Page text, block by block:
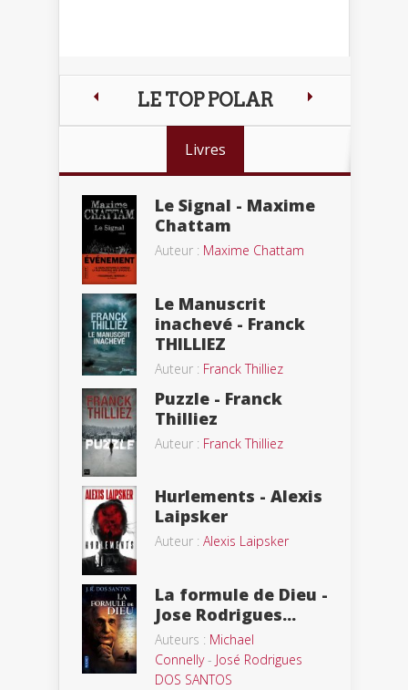
LE TOP POLAR
Livres
Le Signal - Maxime
Chattam
Auteur : Maxime Chattam
Le Manuscrit
inachevé - Franck
THILLIEZ
Auteur : Franck Thilliez
Puzzle - Franck
Thilliez
Auteur : Franck Thilliez
Hurlements - Alexis
Laipsker
Auteur : Alexis Laipsker
La formule de Dieu -
Jose Rodrigues...
Auteurs : Michael
Connelly- José Rodrigues
DOS SANTOS